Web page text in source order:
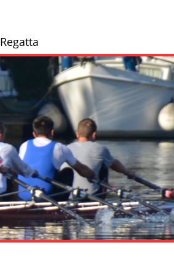
Regatta